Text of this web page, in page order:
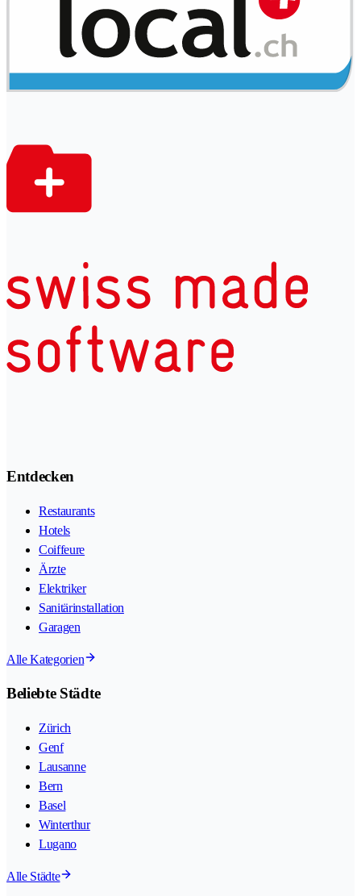
Entdecken
Restaurants
Hotels
Coiffeure
Ärzte
Elektriker
Sanitärinstallation
Garagen
Alle Kategorien
Beliebte Städte
Zürich
Genf
Lausanne
Bern
Basel
Winterthur
Lugano
Alle Städte